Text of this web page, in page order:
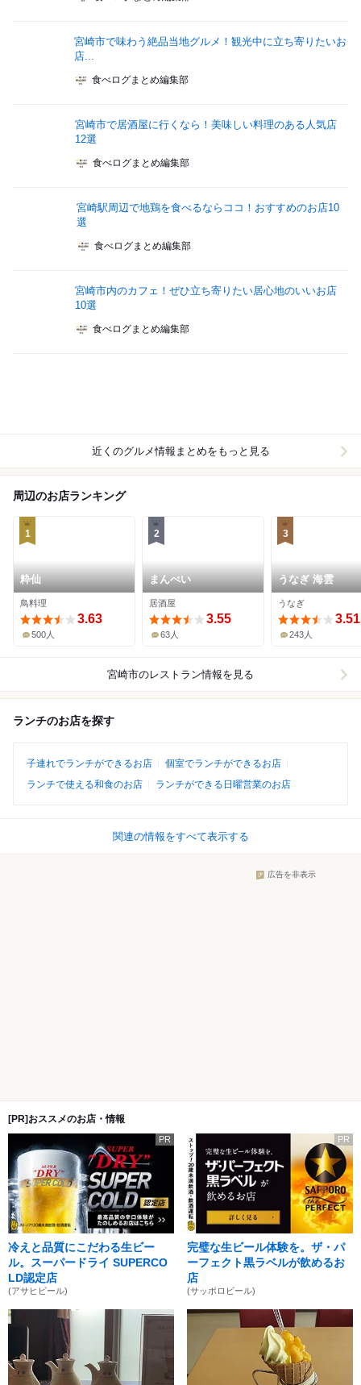
宮崎市で味わう絶品当地グルメ！観光中に立ち寄りたいお
店...
食べログまとめ編集部
宮崎市で居酒屋に行くなら！美味しい料理のある人気店
12選
食べログまとめ編集部
宮崎駅周辺で地鶏を食べるならココ！おすすめのお店10
選
食べログまとめ編集部
宮崎市内のカフェ！ぜひ立ち寄りたい居心地のいいお店
10選
食べログまとめ編集部
近くのグルメ情報まとめをもっと見る
周辺のお店ランキング
1
粋仙
鳥料理
3.63
500人
2
まんぺい
居酒屋
3.55
63人
3
うなぎ 海雲
うなぎ
3.51
243人
宮崎市のレストラン情報を見る
ランチのお店を探す
子連れでランチができるお店
個室でランチができるお店
ランチで使える和食のお店
ランチができる日曜営業のお店
関連の情報をすべて表示する
広告を非表示
[PR]おススメのお店・情報
PR
冷えと品質にこだわる生ビー
ル。スーパードライ SUPERCO
LD認定店
(アサヒビール)
PR
完璧な生ビール体験を。ザ・パ
ーフェクト黒ラベルが飲めるお
店
(サッポロビール)